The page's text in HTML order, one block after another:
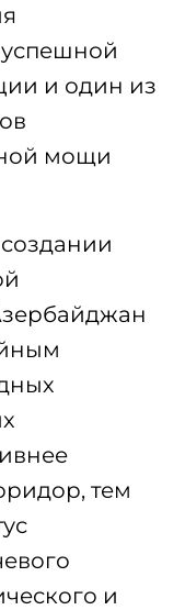
и один из
мощи
тем
и